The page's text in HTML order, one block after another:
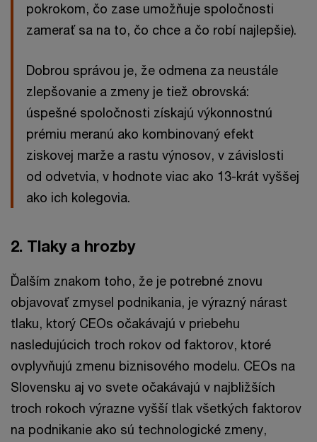
pokrokom, čo zase umožňuje spoločnosti
zamerať sa na to, čo chce a čo robí najlepšie).
Dobrou správou je, že odmena za neustále
zlepšovanie a zmeny je tiež obrovská:
úspešné spoločnosti získajú výkonnostnú
prémiu meranú ako kombinovaný efekt
ziskovej marže a rastu výnosov, v závislosti
od odvetvia, v hodnote viac ako 13-krát vyššej
ako ich kolegovia.
2. Tlaky a hrozby
Ďalším znakom toho, že je potrebné znovu
objavovať zmysel podnikania, je výrazný nárast
tlaku, ktorý CEOs očakávajú v priebehu
nasledujúcich troch rokov od faktorov, ktoré
ovplyvňujú zmenu biznisového modelu. CEOs na
Slovensku aj vo svete očakávajú v najbližších
troch rokoch výrazne vyšší tlak všetkých faktorov
na podnikanie ako sú technologické zmeny,